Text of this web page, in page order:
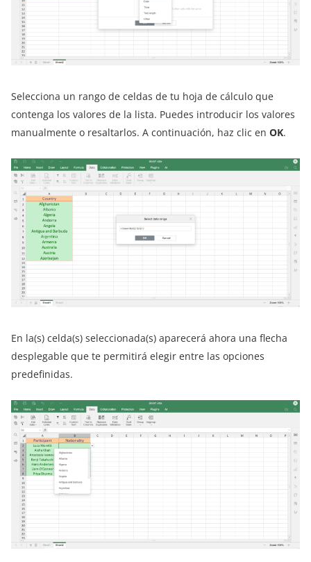
Selecciona un rango de celdas de tu hoja de cálculo que
contenga los valores de la lista. Puedes introducir los valores
manualmente o resaltarlos. A continuación, haz clic en OK.
En la(s) celda(s) seleccionada(s) aparecerá ahora una flecha
desplegable que te permitirá elegir entre las opciones
predefinidas.